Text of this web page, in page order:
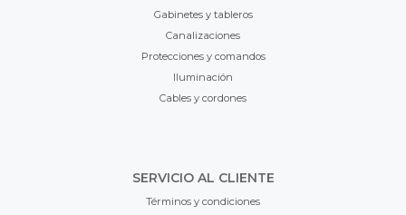
Gabinetes y tableros
Canalizaciones
Protecciones y comandos
Iluminación
Cables y cordones
SERVICIO AL CLIENTE
Términos y condiciones